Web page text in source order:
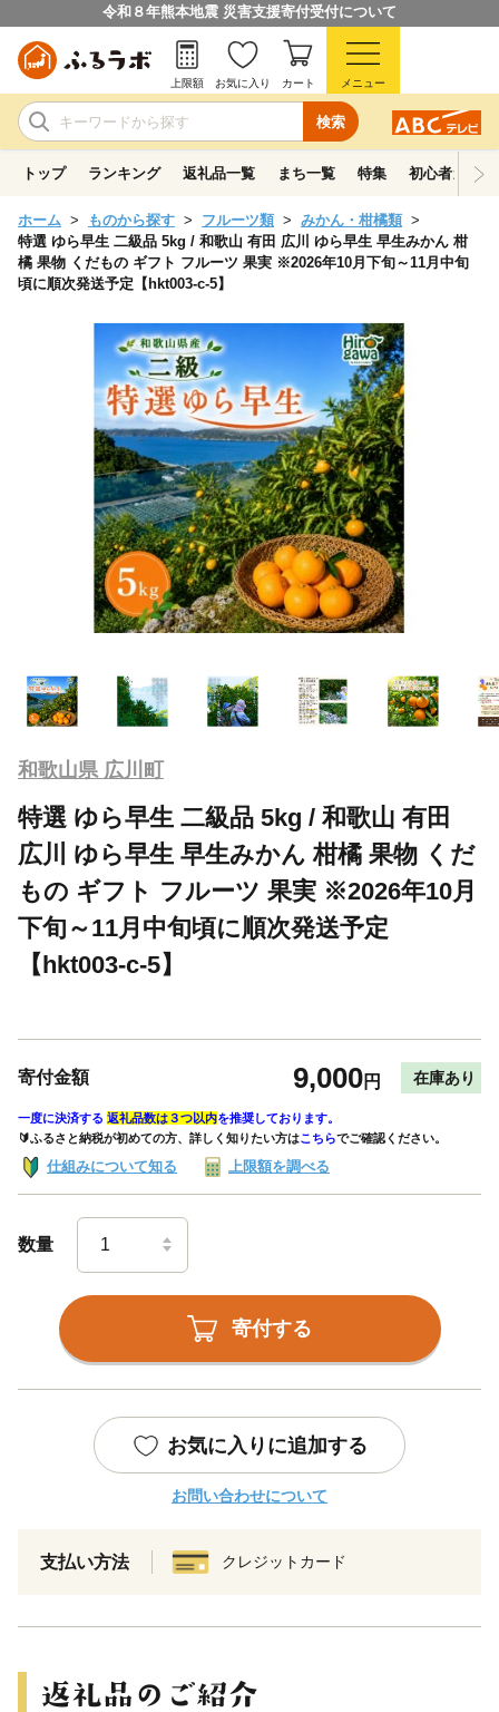
令和８年熊本地震 災害支援寄付受付について
検索
上限額 お気に入り カート メニュー
トップ ランキング 返礼品一覧 まち一覧 特集 初心者ガイド
ホーム ものから探す フルーツ類
みかん・柑橘類
特選 ゆら早生 二級品 5kg / 和歌山 有田 広川 ゆら早生 早生みかん 柑
橘 果物 くだもの ギフト フルーツ 果実 ※2026年10月下旬～11月中旬
頃に順次発送予定【hkt003-c-5】
和歌山県 広川町
特選 ゆら早生 二級品 5kg / 和歌山 有田
広川 ゆら早生 早生みかん 柑橘 果物 くだ
もの ギフト フルーツ 果実 ※2026年10月
下旬～11月中旬頃に順次発送予定
【hkt003-c-5】
寄付金額 9,000円 在庫あり
一度に決済する 返礼品数は３つ以内を推奨しております。
🔰ふるさと納税が初めての方、詳しく知りたい方はこちらでご確認ください。
仕組みについて知る 上限額を調べる
数量
寄付する
お気に入りに追加する
お問い合わせについて
支払い方法 クレジットカード